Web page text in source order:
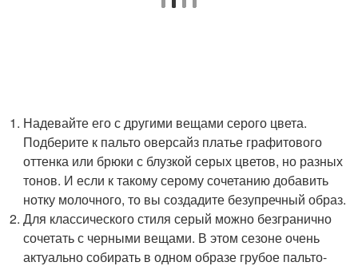
Надевайте его с другими вещами серого цвета.
Подберите к пальто оверсайз платье графитового
оттенка или брюки с блузкой серых цветов, но разных
тонов. И если к такому серому сочетанию добавить
нотку молочного, то вы создадите безупречный образ.
Для классического стиля серый можно безгранично
сочетать с черными вещами. В этом сезоне очень
актуально собирать в одном образе грубое пальто-